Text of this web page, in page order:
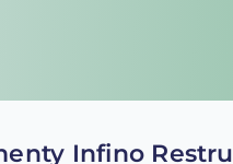
Infino Restru